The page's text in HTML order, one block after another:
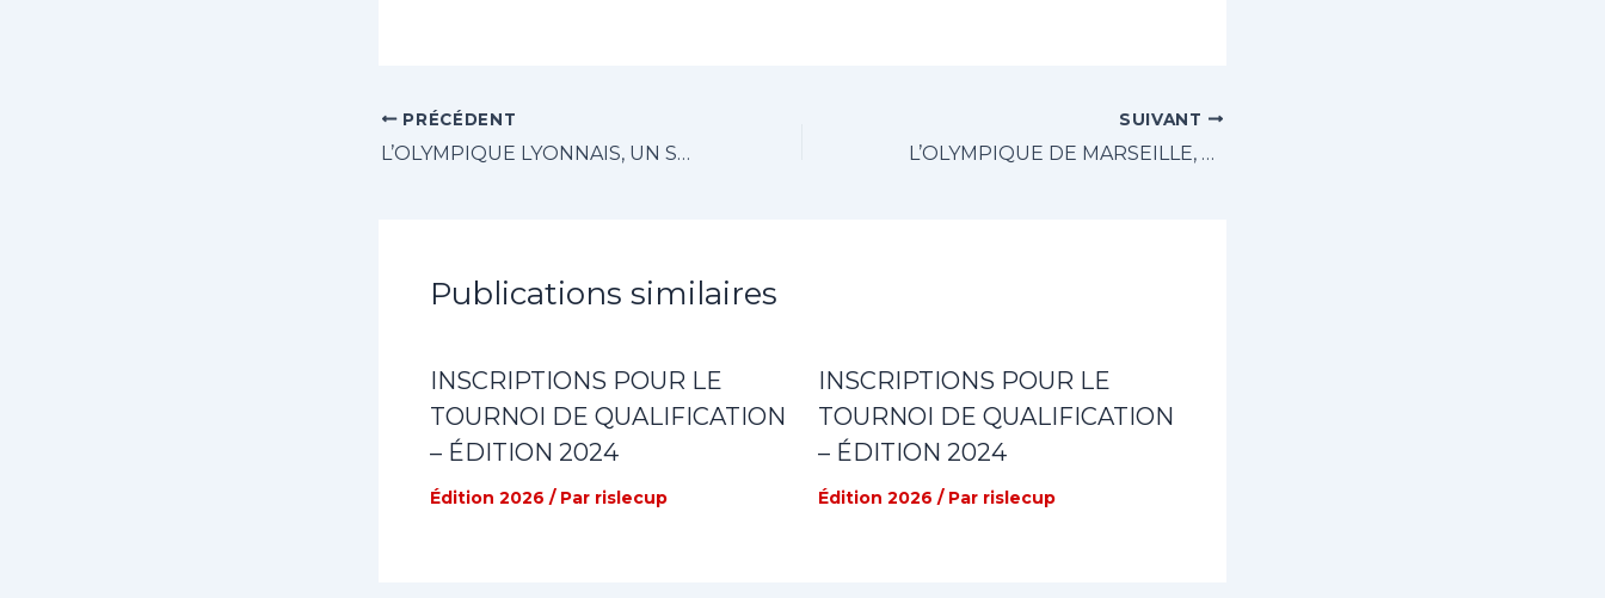
PRÉCÉDENT
L’OLYMPIQUE LYONNAIS, UN STATUT ASSUMÉ ?
SUIVANT
L’OLYMPIQUE DE MARSEILLE, À LA RECHERCHE DE SON PREMIER SUCCÈS
Publications similaires
INSCRIPTIONS POUR LE
TOURNOI DE QUALIFICATION
– ÉDITION 2024
Édition 2026 / Par rislecup
INSCRIPTIONS POUR LE
TOURNOI DE QUALIFICATION
– ÉDITION 2024
Édition 2026 / Par rislecup